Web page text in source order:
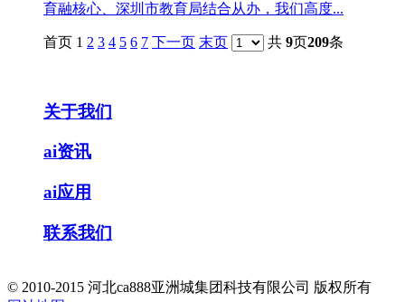
育融核心、深圳市教育局结合从办，我们高度...
首页 1 2 3 4 5 6 7 下一页 末页 共 9页209条
关于我们
ai资讯
ai应用
联系我们
© 2010-2015 河北ca888亚洲城集团科技有限公司 版权所有